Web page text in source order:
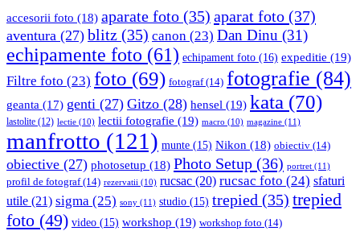
accesorii foto (18) aparate foto (35) aparat foto (37)
aventura (27) blitz (35) canon (23) Dan Dinu (31)
echipamente foto (61) echipament foto (16) expeditie (19)
Filtre foto (23) foto (69) fotograf(14) fotografie (84)
geanta (17) genti (27) Gitzo (28) hensel (19) kata (70)
lastolite (12) lectie (10) lectii fotografie (19) macro (10) magazine (11)
manfrotto (121) munte (15) Nikon (18) obiectiv (14)
obiective (27) photosetup (18) Photo Setup (36) portret (11)
profil de fotograf(14) rezervatii (10) rucsac (20) rucsac foto (24) sfaturi
utile (21) sigma (25) sony (11) studio (15) trepied (35) trepied
foto (49) video (15) workshop (19) workshop foto (14)